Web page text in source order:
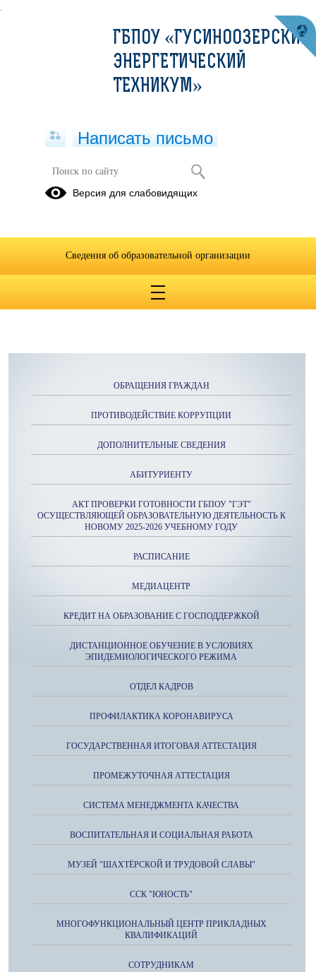
.
Охрана труда
ОБРАЩЕНИЯ ГРАЖДАН
ПРОТИВОДЕЙСТВИЕ КОРРУПЦИИ
ДОПОЛНИТЕЛЬНЫЕ СВЕДЕНИЯ
АБИТУРИЕНТУ
АКТ ПРОВЕРКИ ГОТОВНОСТИ ГБПОУ "ГЭТ"
ОСУЩЕСТВЛЯЮЩЕЙ ОБРАЗОВАТЕЛЬНУЮ ДЕЯТЕЛЬНОСТЬ К
НОВОМУ 2025-2026 УЧЕБНОМУ ГОДУ
РАСПИСАНИЕ
МЕДИАЦЕНТР
КРЕДИТ НА ОБРАЗОВАНИЕ С ГОСПОДДЕРЖКОЙ
ДИСТАНЦИОННОЕ ОБУЧЕНИЕ В УСЛОВИЯХ
ЭПИДЕМИОЛОГИЧЕСКОГО РЕЖИМА
ОТДЕЛ КАДРОВ
ПРОФИЛАКТИКА КОРОНАВИРУСА
ГОСУДАРСТВЕННАЯ ИТОГОВАЯ АТТЕСТАЦИЯ
ПРОМЕЖУТОЧНАЯ АТТЕСТАЦИЯ
СИСТЕМА МЕНЕДЖМЕНТА КАЧЕСТВА
ВОСПИТАТЕЛЬНАЯ И СОЦИАЛЬНАЯ РАБОТА
МУЗЕЙ "ШАХТЁРСКОЙ И ТРУДОВОЙ СЛАВЫ"
ССК "ЮНОСТЬ"
МНОГОФУНКЦИОНАЛЬНЫЙ ЦЕНТР ПРИКЛАДНЫХ
КВАЛИФИКАЦИЙ
СОТРУДНИКАМ
ГБПОУ «ГУСИНООЗЕРСКИЙ
ЭНЕРГЕТИЧЕСКИЙ
ТЕХНИКУМ»
Написать письмо
Версия для слабовидящих
Сведения об образовательной организации